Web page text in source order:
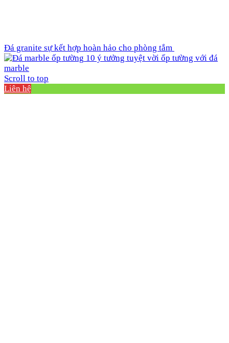
Đá granite sự kết hợp hoàn hảo cho phòng tắm
10 ý tưởng tuyệt vời ốp tường với đá
marble
Scroll to top
Liên hệ